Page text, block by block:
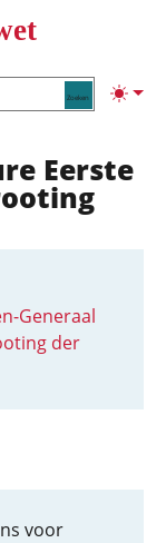
Zoeken
Eerste
Generaal
der
voor